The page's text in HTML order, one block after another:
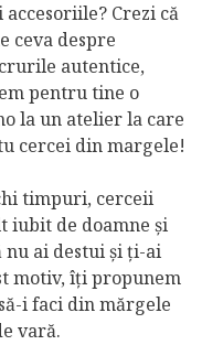
Crezi că
ceva despre
autentice,
pentru tine o
la un atelier la care
cercei din margele!
timpuri, cerceii
iubit de doamne și
nu ai destui și ți-ai
motiv, îți propunem
i faci din mărgele
vară.